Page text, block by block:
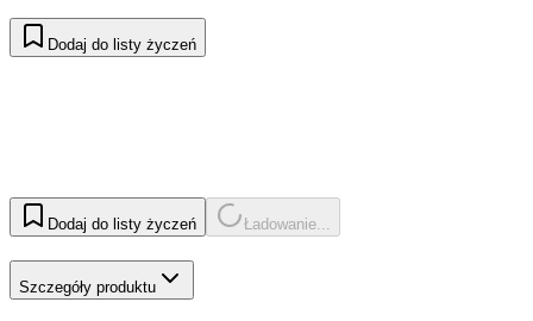
Dodaj do listy życzeń
Dodaj do listy życzeń Ładowanie...
Szczegóły produktu